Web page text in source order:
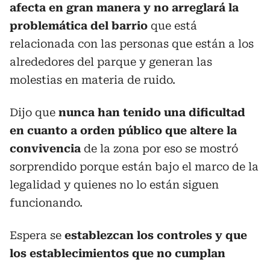
afecta en gran manera y no arreglará la
problemática del barrio que está
relacionada con las personas que están a los
alrededores del parque y generan las
molestias en materia de ruido.
Dijo que nunca han tenido una dificultad
en cuanto a orden público que altere la
convivencia de la zona por eso se mostró
sorprendido porque están bajo el marco de la
legalidad y quienes no lo están siguen
funcionando.
Espera se establezcan los controles y que
los establecimientos que no cumplan